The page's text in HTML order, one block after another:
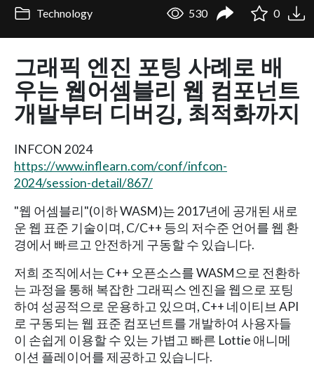
Technology 530 0
그래픽 엔진 포팅 사례로 배
우는 웹어셈블리 웹 컴포넌트
개발부터 디버깅, 최적화까지
INFCON 2024
https://www.inflearn.com/conf/infcon-
2024/session-detail/867/
"웹 어셈블리"(이하 WASM)는 2017년에 공개된 새로
운 웹 표준 기술이며, C/C++ 등의 저수준 언어를 웹 환
경에서 빠르고 안전하게 구동할 수 있습니다.
저희 조직에서는 C++ 오픈소스를 WASM으로 전환하
는 과정을 통해 복잡한 그래픽스 엔진을 웹으로 포팅
하여 성공적으로 운용하고 있으며, C++ 네이티브 API
로 구동되는 웹 표준 컴포넌트를 개발하여 사용자들
이 손쉽게 이용할 수 있는 가볍고 빠른 Lottie 애니메
이션 플레이어를 제공하고 있습니다.